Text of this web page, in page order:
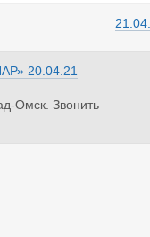
20.04.21
Омск. Звонить